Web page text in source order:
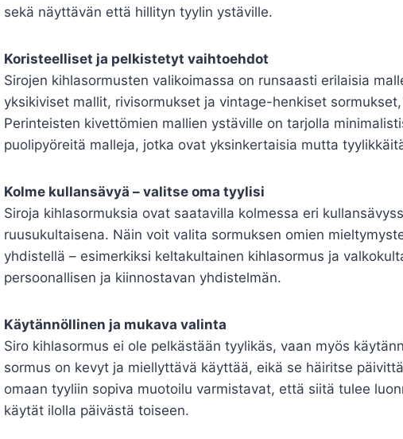
sekä näyttävän että hillityn tyylin ystäville.
Koristeelliset ja pelkistetyt vaihtoehdot
Sirojen kihlasormusten valikoimassa on runsaasti erilaisia
yksikiviset mallit, rivisormukset ja vintage-henkiset
Perinteisten kivettömien mallien ystäville on tarjolla
puolipyöreitä malleja, jotka ovat yksinkertaisia mutta
Kolme kullansävyä – valitse oma tyylisi
Siroja kihlasormuksia ovat saatavilla kolmessa eri
ruusukultaisena. Näin voit valita sormuksen omien
yhdistellä – esimerkiksi keltakultainen kihlasormus ja
persoonallisen ja kiinnostavan yhdistelmän.
Käytännöllinen ja mukava valinta
Siro kihlasormus ei ole pelkästään tyylikäs, vaan myös
sormus on kevyt ja miellyttävä käyttää, eikä se häiritse
omaan tyyliin sopiva muotoilu varmistavat, että siitä tulee
käytät ilolla päivästä toiseen.